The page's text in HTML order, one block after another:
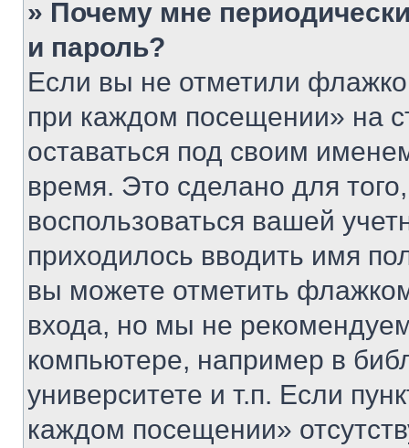
» Почему мне
и пароль?
Если вы не отметили
при каждом посещении» на
оставаться под своим
время. Это сделано для
воспользоваться вашей
приходилось вводить имя
вы можете отметить
входа, но мы не
компьютере, например в
университете и т.п. Если
каждом посещении»